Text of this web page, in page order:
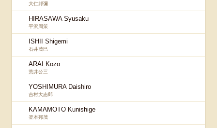
大仁邦彌
HIRASAWA Syusaku
平沢周策
ISHII Shigemi
石井茂巳
ARAI Kozo
荒井公三
YOSHIMURA Daishiro
吉村大志郎
KAMAMOTO Kunishige
釜本邦茂